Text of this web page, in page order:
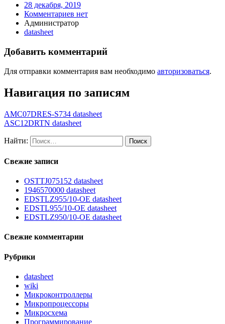
28 декабря, 2019
Комментариев нет
Администратор
datasheet
Добавить комментарий
Для отправки комментария вам необходимо авторизоваться.
Навигация по записям
AMC07DRES-S734 datasheet
ASC12DRTN datasheet
Найти:
Свежие записи
OSTTJ075152 datasheet
1946570000 datasheet
EDSTLZ955/10-OE datasheet
EDSTL955/10-OE datasheet
EDSTLZ950/10-OE datasheet
Свежие комментарии
Рубрики
datasheet
wiki
Микроконтроллеры
Микропроцессоры
Микросхема
Программирование